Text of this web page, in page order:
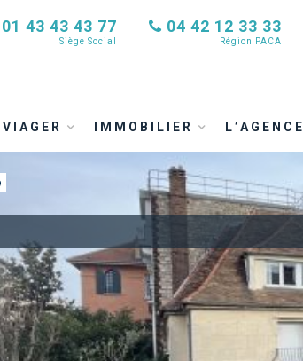
01 43 43 43 77
Siège Social
04 42 12 33 33
Région PACA
IMMOBILIER L’AGENCE